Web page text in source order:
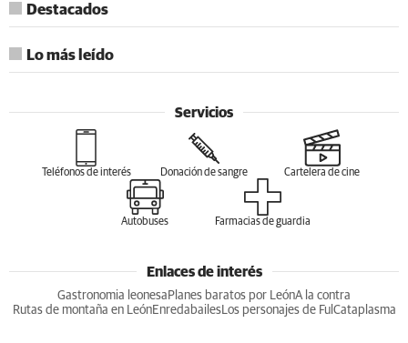
Destacados
Lo más leído
Servicios
Teléfonos de interés Donación de sangre Cartelera de cine
Autobuses Farmacias de guardia
Enlaces de interés
Gastronomia leonesa Planes baratos por LeónA la contra
Rutas de montaña en LeónEnredabailesLos personajes de Ful Cataplasma